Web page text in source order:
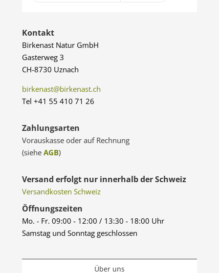
Kontakt
Birkenast Natur GmbH
Gasterweg 3
CH-8730 Uznach
birkenast@birkenast.ch
Tel +41 55 410 71 26
Zahlungsarten
Vorauskasse oder auf Rechnung
(siehe AGB)
Versand erfolgt nur innerhalb der Schweiz
Versandkosten Schweiz
Öffnungszeiten
Mo. - Fr. 09:00 - 12:00 / 13:30 - 18:00 Uhr
Samstag und Sonntag geschlossen
Über uns